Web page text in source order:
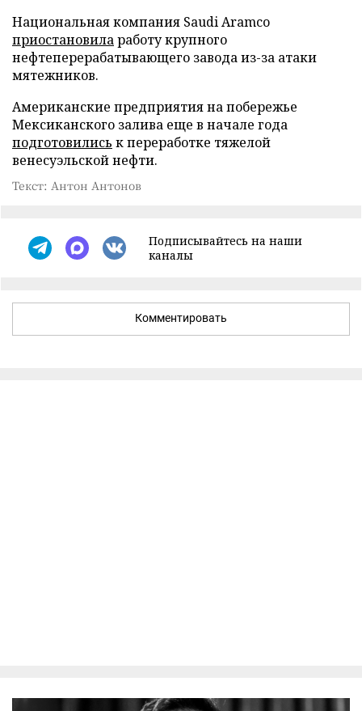
Национальная компания Saudi Aramco
приостановилаработу крупного
нефтеперерабатывающего завода из-за атаки
мятежников.
Американские предприятия на побережье
Мексиканского залива еще в начале года
подготовились к переработке тяжелой
венесуэльской нефти.
Текст: Антон Антонов
Подписывайтесь на наши
каналы
Комментировать